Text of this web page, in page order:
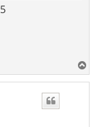
a
u